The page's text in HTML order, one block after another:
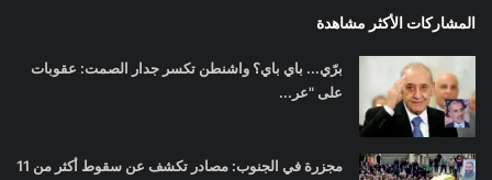
المشاركات الأكثر مشاهدة
برّي... باي باي؟ واشنطن تكسر جدار الصمت: عقوبات
على "عر...
مجزرة في الجنوب: مصادر تكشف عن سقوط أكثر من 11